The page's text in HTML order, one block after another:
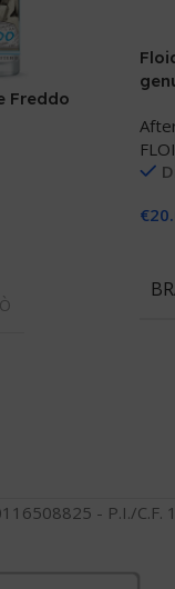
Freddo
€
- P.I./C.F.